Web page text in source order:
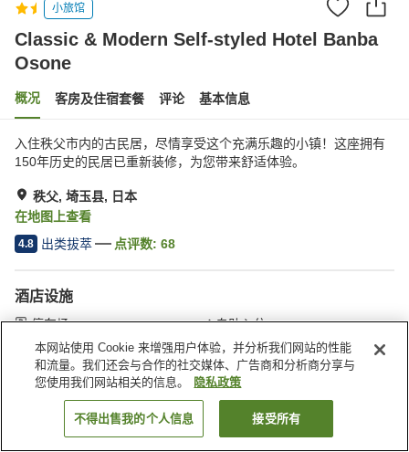
小旅馆
Classic & Modern Self-styled Hotel Banba
Osone
概况 客房及住宿套餐 评论 基本信息
入住秩父市内的古民居，尽情享受这个充满乐趣的小镇！这座拥有
150年历史的民居已重新装修，为您带来舒适体验。
秩父, 埼玉县, 日本
在地图上查看
4.8 出类拔萃 点评数: 68
酒店设施
停车场
自助入住
行李寄存服务
出租日式浴衣
首页 日本 埼玉县
秩父
Classic & Modern Self-styled Hotel Banba Osone
搜索客房
本网站使用 Cookie 来增强用户体验，并分析我们网站的性能
和流量。我们还会与合作的社交媒体、广告商和分析商分享与
您使用我们网站相关的信息。
隐私政策
不得出售我的个人信息 接受所有